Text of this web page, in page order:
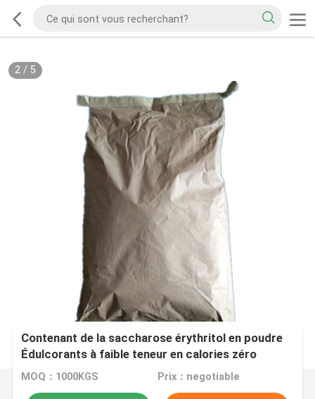
2/ 5
Contenant de la saccharose érythritol en poudre
Édulcorants à faible teneur en calories zéro
calorie
MOQ：1000KGS Prix：negotiable